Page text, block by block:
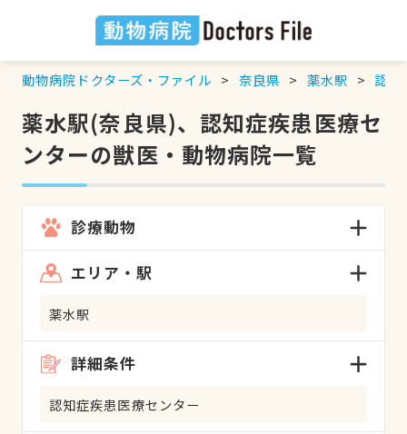
動物病院ドクターズ・ファイル 奈良県 薬水駅 認知
薬水駅(奈良県)、認知症疾患医療セ
ンターの獣医・動物病院一覧
診療動物
エリア・駅
薬水駅
詳細条件
認知症疾患医療センター